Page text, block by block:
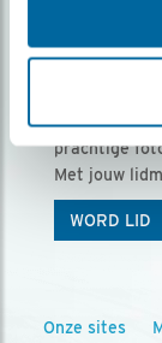
Ontvang
Vogels is
prachtige
Met jouw
WORD LID
Onze sites